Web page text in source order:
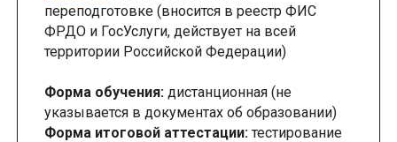
переподготовке (вносится в реестр ФИС
ФРДО и ГосУслуги, действует на всей
территории Российской Федерации)
Форма обучения: дистанционная (не
указывается в документах об образовании)
Форма итоговой аттестации: тестирование